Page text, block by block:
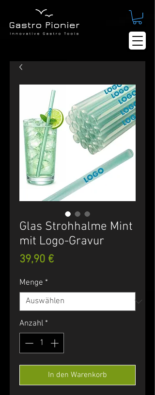
Glas Strohhalme Mint
mit Logo-Gravur
39,90 €Preis
Menge *
Anzahl *
In den Warenkorb